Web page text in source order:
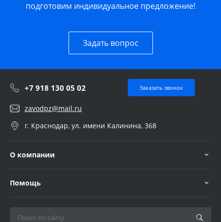
подготовим индивидуальное предложение!
Задать вопрос
+7 918 130 05 02 Заказать звонок
zavodpz@mail.ru
г. Краснодар, ул. имени Калинина, 368
О компании
Помощь